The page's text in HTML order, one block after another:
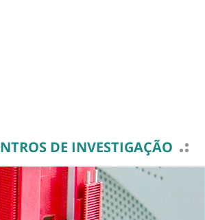
DE INVESTIGAÇÃO